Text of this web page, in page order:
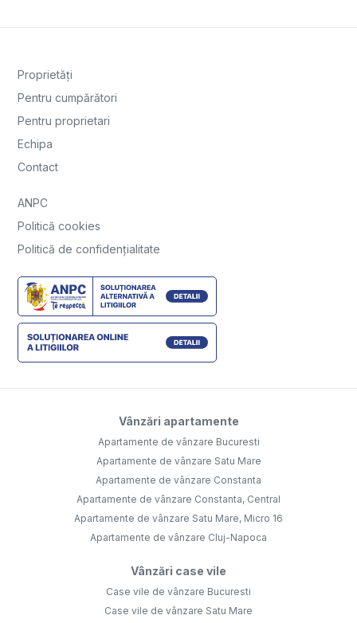
Proprietăți
Pentru cumpărători
Pentru proprietari
Echipa
Contact
ANPC
Politică cookies
Politică de confidențialitate
Vânzări apartamente
Apartamente de vânzare Bucuresti
Apartamente de vânzare Satu Mare
Apartamente de vânzare Constanta
Apartamente de vânzare Constanta, Central
Apartamente de vânzare Satu Mare, Micro 16
Apartamente de vânzare Cluj-Napoca
Vânzări case vile
Case vile de vânzare Bucuresti
Case vile de vânzare Satu Mare